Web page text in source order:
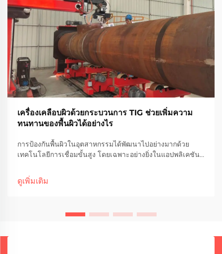
เครื่องเคลือบผิวด้วยกระบวนการ TIG ช่วยเพิ่มความ
ทนทานของพื้นผิวได้อย่างไร
การป้องกันพื้นผิวในอุตสาหกรรมได้พัฒนาไปอย่างมากด้วย
เทคโนโลยีการเชื่อมขั้นสูง โดยเฉพาะอย่างยิ่งในแอปพลิเคชันที่
กระบวนการทิก (TIG overlay cladding machines) ถือเป็น
แนวทางปฏิวัติวงการในการ...
ดูเพิ่มเติม